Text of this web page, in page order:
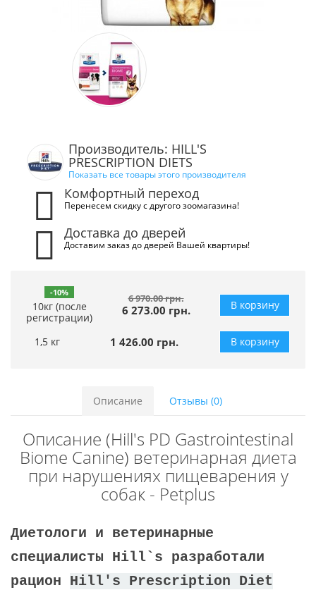
Производитель: HILL'S
PRESCRIPTION DIETS
Показать все товары этого производителя
Комфортный переход
Перенесем скидку с другого зоомагазина!
Доставка до дверей
Доставим заказ до дверей Вашей квартиры!
-10%
10кг (после
регистрации)
6 970.00 грн.
6 273.00 грн. В корзину
1,5 кг 1 426.00 грн. В корзину
Описание Отзывы (0)
Описание (Hill's PD Gastrointestinal
Biome Canine) ветеринарная диета
при нарушениях пищеварения у
собак - Petplus
Диетологи и ветеринарные
специалисты Hill`s разработали
рацион Hill's Prescription Diet